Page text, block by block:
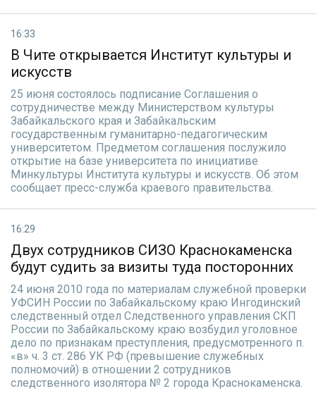
16:33
В Чите открывается Институт культуры и
искусств
25 июня состоялось подписание Соглашения о
сотрудничестве между Министерством культуры
Забайкальского края и Забайкальским
государственным гуманитарно-педагогическим
университетом. Предметом соглашения послужило
открытие на базе университета по инициативе
Минкультуры Института культуры и искусств. Об этом
сообщает пресс-служба краевого правительства.
16:29
Двух сотрудников СИЗО Краснокаменска
будут судить за визиты туда посторонних
24 июня 2010 года по материалам служебной проверки
УФСИН России по Забайкальскому краю Ингодинский
следственный отдел Следственного управления СКП
России по Забайкальскому краю возбудил уголовное
дело по признакам преступления, предусмотренного п.
«в» ч. 3 ст. 286 УК РФ (превышение служебных
полномочий) в отношении 2 сотрудников
следственного изолятора № 2 города Краснокаменска.